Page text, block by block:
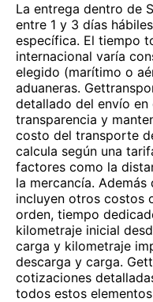
La entrega dentro de
entre 1 y 3 días
específica. El tiempo
internacional varía
elegido (marítimo o
aduaneras.
detallado del envío
transparencia y
costo del transporte
calcula según una
factores como la
la mercancía.
incluyen otros costos
orden, tiempo
kilometraje inicial
carga y kilometraje
descarga y carga.
cotizaciones
todos estos